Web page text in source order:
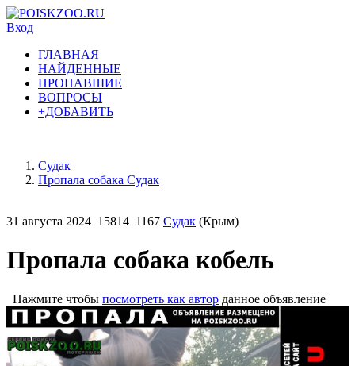
Вход
ГЛАВНАЯ
НАЙДЕННЫЕ
ПРОПАВШИЕ
ВОПРОСЫ
+ДОБАВИТЬ
Судак
Пропала собака Судак
31 августа 2024 15814 1167 Судак (Крым)
Пропала собака кобель
Нажмите чтобы посмотреть как автор данное объявление